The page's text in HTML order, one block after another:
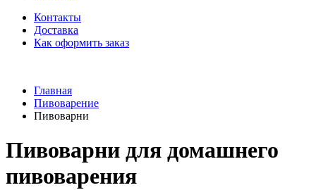
Контакты
Доставка
Как оформить заказ
Главная
Пивоварение
Пивоварни
Пивоварни для домашнего
пивоварения